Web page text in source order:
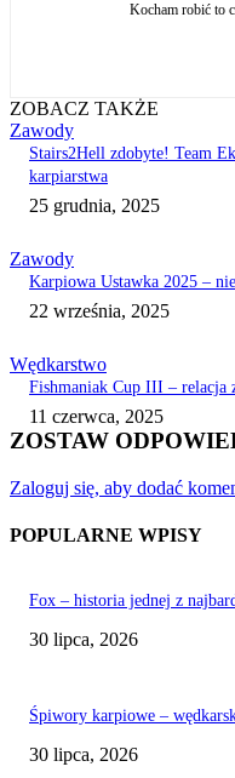
Kocham robić to
ZOBACZ TAKŻE
Zawody
Stairs2Hell zdobyte! Team
karpiarstwa
25 grudnia, 2025
Zawody
Karpiowa Ustawka 2025 –
22 września, 2025
Wędkarstwo
Fishmaniak Cup III – relacja
11 czerwca, 2025
ZOSTAW
Zaloguj się, aby dodać
POPULARNE WPISY
Fox – historia jednej z
30 lipca, 2026
Śpiwory karpiowe –
30 lipca, 2026